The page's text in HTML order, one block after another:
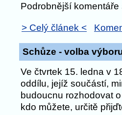
Podrobnější
> Celý článek <
Schůze - volba
Ve čtvrtek 15. ledna v
oddílu, jejíž součástí,
budoucnu rozhodovat
kdo můžete, určitě